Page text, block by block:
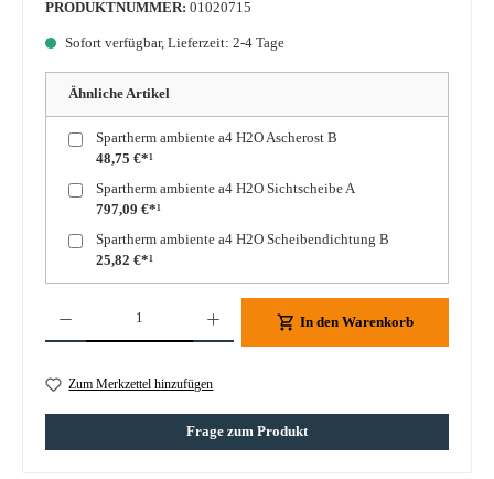
PRODUKTNUMMER: 01020715
Sofort verfügbar, Lieferzeit: 2-4 Tage
Ähnliche Artikel
Spartherm ambiente a4 H2O Ascherost B
48,75 €*¹
Spartherm ambiente a4 H2O Sichtscheibe A
797,09 €*¹
Spartherm ambiente a4 H2O Scheibendichtung B
25,82 €*¹
In den Warenkorb
Zum Merkzettel hinzufügen
Frage zum Produkt